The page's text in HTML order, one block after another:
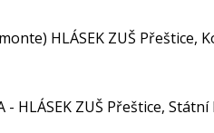
HLÁSEK ZUŠ Přeštice,
HLÁSEK ZUŠ Přeštice,